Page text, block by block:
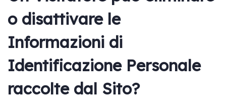
o disattivare le
Informazioni di
Identificazione Personale
raccolte dal Sito?